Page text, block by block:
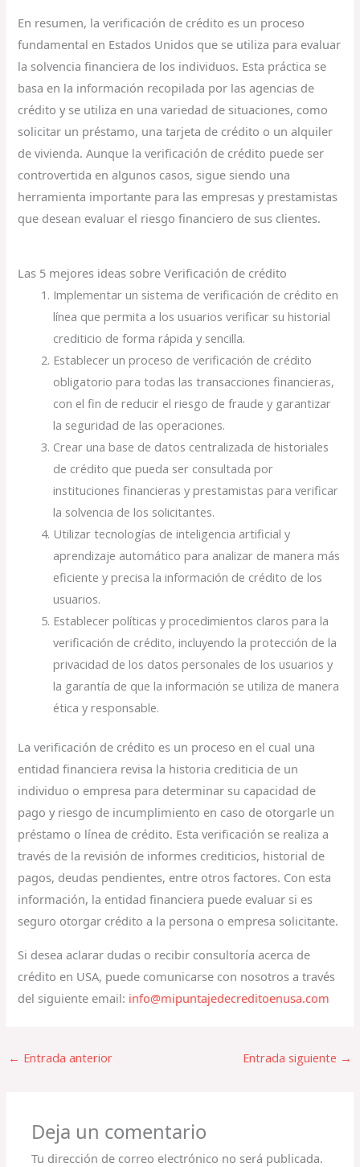
En resumen, la verificación de crédito es un proceso
fundamental en Estados Unidos que se utiliza para evaluar
la solvencia financiera de los individuos. Esta práctica se
basa en la información recopilada por las agencias de
crédito y se utiliza en una variedad de situaciones, como
solicitar un préstamo, una tarjeta de crédito o un alquiler
de vivienda. Aunque la verificación de crédito puede ser
controvertida en algunos casos, sigue siendo una
herramienta importante para las empresas y prestamistas
que desean evaluar el riesgo financiero de sus clientes.
Las 5 mejores ideas sobre Verificación de crédito
Implementar un sistema de verificación de crédito en
línea que permita a los usuarios verificar su historial
crediticio de forma rápida y sencilla.
Establecer un proceso de verificación de crédito
obligatorio para todas las transacciones financieras,
con el fin de reducir el riesgo de fraude y garantizar
la seguridad de las operaciones.
Crear una base de datos centralizada de historiales
de crédito que pueda ser consultada por
instituciones financieras y prestamistas para verificar
la solvencia de los solicitantes.
Utilizar tecnologías de inteligencia artificial y
aprendizaje automático para analizar de manera más
eficiente y precisa la información de crédito de los
usuarios.
Establecer políticas y procedimientos claros para la
verificación de crédito, incluyendo la protección de la
privacidad de los datos personales de los usuarios y
la garantía de que la información se utiliza de manera
ética y responsable.
La verificación de crédito es un proceso en el cual una
entidad financiera revisa la historia crediticia de un
individuo o empresa para determinar su capacidad de
pago y riesgo de incumplimiento en caso de otorgarle un
préstamo o línea de crédito. Esta verificación se realiza a
través de la revisión de informes crediticios, historial de
pagos, deudas pendientes, entre otros factores. Con esta
información, la entidad financiera puede evaluar si es
seguro otorgar crédito a la persona o empresa solicitante.
Si desea aclarar dudas o recibir consultoría acerca de
crédito en USA, puede comunicarse con nosotros a través
del siguiente email: info@mipuntajedecreditoenusa.com
← Entrada anterior Entrada siguiente →
Deja un comentario
Tu dirección de correo electrónico no será publicada.